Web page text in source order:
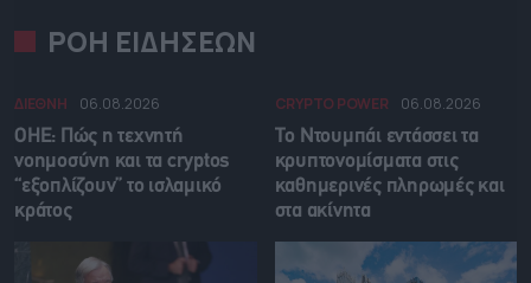
ΡΟΗ ΕΙΔΗΣΕΩΝ
ΔΙΕΘΝΗ 06.08.2026
ΟΗΕ: Πώς η τεχνητή
νοημοσύνη και τα cryptos
“εξοπλίζουν” το ισλαμικό
κράτος
CRYPTO POWER 06.08.2026
Το Ντουμπάι εντάσσει τα
κρυπτονομίσματα στις
καθημερινές πληρωμές και
στα ακίνητα